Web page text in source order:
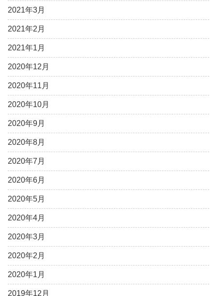
2021年3月
2021年2月
2021年1月
2020年12月
2020年11月
2020年10月
2020年9月
2020年8月
2020年7月
2020年6月
2020年5月
2020年4月
2020年3月
2020年2月
2020年1月
2019年12月